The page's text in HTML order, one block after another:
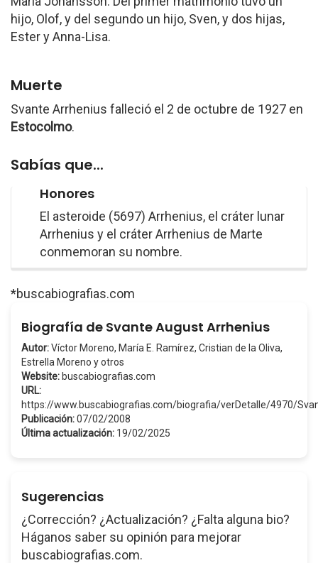
hijo, Olof, y del segundo un hijo, Sven, y dos hijas,
Ester y Anna-Lisa.
Muerte
Svante Arrhenius falleció el 2 de octubre de 1927 en
Estocolmo.
Sabías que...
Honores
El asteroide (5697) Arrhenius, el cráter lunar
Arrhenius y el cráter Arrhenius de Marte
conmemoran su nombre.
*buscabiografias.com
Biografía de Svante August Arrhenius
Autor:Víctor Moreno, María E. Ramírez, Cristian de la Oliva,
Estrella Moreno y otros
Website: buscabiografias.com
URL:
https://www.buscabiografias.com/biografia/verDetalle/4970/
Publicación:07/02/2008
Última actualización: 19/02/2025
Sugerencias
¿Corrección? ¿Actualización? ¿Falta alguna bio?
Háganos saber su opinión para mejorar
buscabiografias.com.